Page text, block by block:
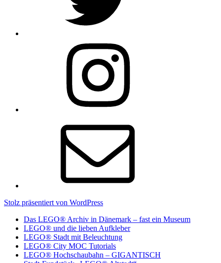
Stolz präsentiert von WordPress
Das LEGO® Archiv in Dänemark – fast ein Museum
LEGO® und die lieben Aufkleber
LEGO® Stadt mit Beleuchtung
LEGO® City MOC Tutorials
LEGO® Hochschaubahn – GIGANTISCH